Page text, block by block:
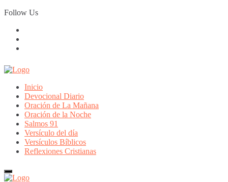
Skip
to
Follow Us
Inicio
Devocional Diario
Oración de La Mañana
Oración de la Noche
Salmos 91
Versículo del día
Versículos Bíblicos
Reflexiones Cristianas